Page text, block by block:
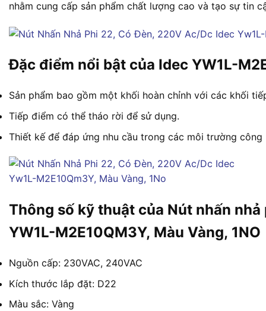
nhằm cung cấp sản phẩm chất lượng cao và tạo sự tin
Đặc điểm nổi bật của Idec YW1L-
Sản phẩm bao gồm một khối hoàn chỉnh với các khối
Tiếp điểm có thể tháo rời để sử dụng.
Thiết kế để đáp ứng nhu cầu trong các môi trường công
Thông số kỹ thuật của Nút nhấn
YW1L-M2E10QM3Y, Màu Vàng, 1NO
Nguồn cấp: 230VAC, 240VAC
Kích thước lắp đặt: D22
Màu sắc: Vàng